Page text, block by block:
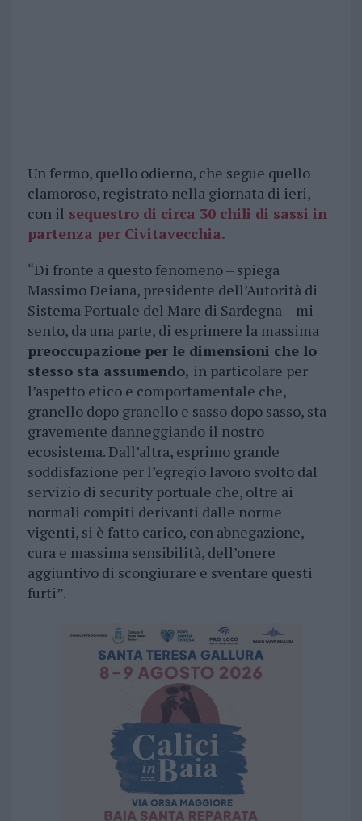
Un fermo, quello odierno, che segue quello
clamoroso, registrato nella giornata di ieri,
con il sequestro di circa 30 chili di sassi in
partenza per Civitavecchia.
“Di fronte a questo fenomeno – spiega
Massimo Deiana, presidente dell’Autorità di
Sistema Portuale del Mare di Sardegna – mi
sento, da una parte, di esprimere la massima
preoccupazione per le dimensioni che lo
stesso sta assumendo, in particolare per
l’aspetto etico e comportamentale che,
granello dopo granello e sasso dopo sasso, sta
gravemente danneggiando il nostro
ecosistema. Dall’altra, esprimo grande
soddisfazione per l’egregio lavoro svolto dal
servizio di security portuale che, oltre ai
normali compiti derivanti dalle norme
vigenti, si è fatto carico, con abnegazione,
cura e massima sensibilità, dell’onere
aggiuntivo di scongiurare e sventare questi
furti”.